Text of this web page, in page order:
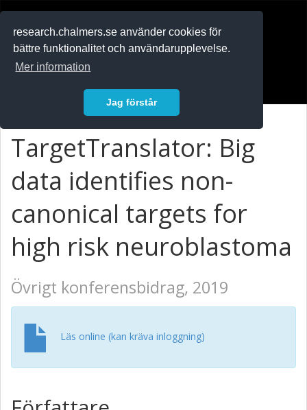
research.chalmers.se använder cookies för
bättre funktionalitet och användarupplevelse.
Mer information
Jag förstår
TargetTranslator: Big
data identifies non-
canonical targets for
high risk neuroblastoma
Övrigt konferensbidrag, 2019
Läs online (kan kräva inloggning)